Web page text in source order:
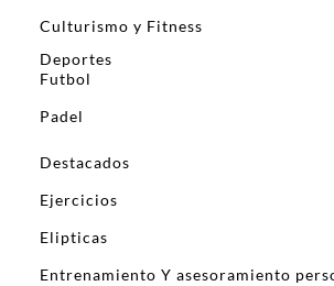
Culturismo y Fitness
Deportes
Futbol
Padel
Destacados
Ejercicios
Elipticas
Entrenamiento Y asesoramiento